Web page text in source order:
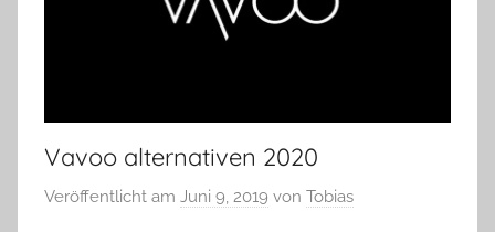
Vavoo alternativen 2020
Veröffentlicht am Juni 9, 2019 von Tobias